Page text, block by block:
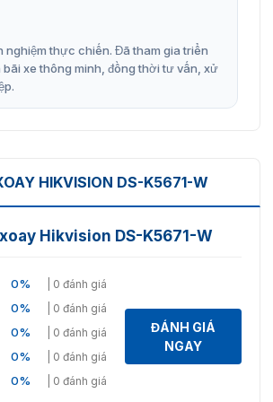
thiết kế với công nghệ sinh trắc
không tốn nhiều diện tích để sử
nhờ các tính năng thông minh
nghiệm thực chiến. Đã tham gia triển
xe thông minh, đồng thời tư vấn, xử
HIKVISION DS-K5671-W
Hikvision DS-K5671-W
0% | 0 đánh giá
0% | 0 đánh giá
0% | 0 đánh giá
0% | 0 đánh giá
0% | 0 đánh giá
ĐÁNH GIÁ
NGAY